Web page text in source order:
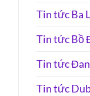
Tin tức Ba
Tin tức Bồ
Tin tức
Tin tức